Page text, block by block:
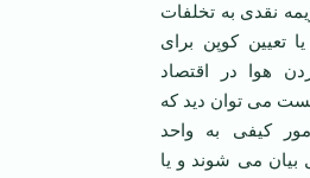
نقدی به تخلفات
تعیین کوپن برای
هوا در اقتصاد
می توان دید که
کیفی به واحد
بیان می شوند و یا